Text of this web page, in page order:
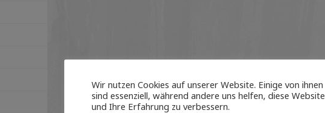
Wir nutzen Cookies auf unserer Website. Einige von ihnen
sind essenziell, während andere uns helfen, diese Website
und Ihre Erfahrung zu verbessern.